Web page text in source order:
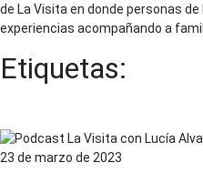
de La Visita en donde personas
experiencias acompañando a
Etiquetas:
23 de marzo de 2023